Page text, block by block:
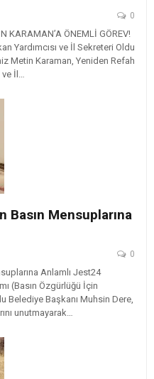
0
KARAMAN’A ÖNEMLİ GÖREV!
Yardımcısı ve İl Sekreteri Oldu
Metin Karaman, Yeniden Refah
ve İl…
Basın Mensuplarına
0
Anlamlı Jest ​24
(Basın Özgürlüğü İçin
Belediye Başkanı Muhsin Dere,
unutmayarak…